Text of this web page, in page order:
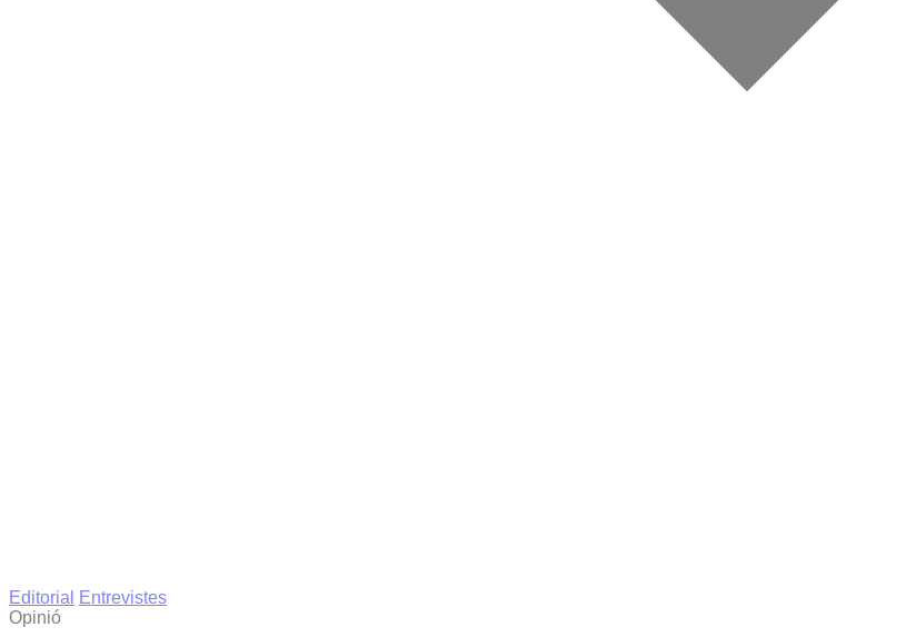
Editorial
Entrevistes
Opinió